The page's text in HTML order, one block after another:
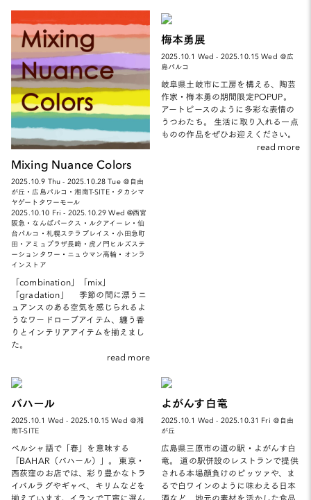
Mixing Nuance Colors
2025.10.9 Thu - 2025.10.28 Tue ＠自由
が丘・広島パルコ・湘南T-SITE・タカシマ
ヤゲートタワーモール
2025.10.10 Fri - 2025.10.29 Wed @西宮
阪急・なんばパークス・ルクアイーレ・仙
台パルコ・札幌ステラプレイス・小田急町
田・アミュプラザ長崎・虎ノ門ヒルズステ
ーションタワー・ニュウマン高輪・オンラ
インストア
「combination」「mix」
「gradation」 季節の間に漂うニ
ュアンスのある空気を感じられるよ
うなワードローブアイテム、纏う香
りとインテリアアイテムを揃えまし
た。
read more
梅本勇展
2025.10.1 Wed - 2025.10.15 Wed ＠広
島パルコ
岐阜県土岐市に工房を構える、陶芸
作家・梅本勇の期間限定POPUP。
アートピースのように多彩な表情の
うつわたち。 生活に取り入れる一点
ものの作品をぜひお迎えください。
read more
バハール
2025.10.1 Wed - 2025.10.15 Wed ＠湘
南T-SITE
ペルシャ語で「春」を意味する
「BAHAR（バハール）」。 東京・
西荻窪のお店では、彩り豊かなトラ
イバルラグやギャベ、キリムなどを
よがんす白竜
2025.10.1 Wed - 2025.10.31 Fri ＠自由
が丘
広島県三原市の道の駅・よがんす白
竜。 道の駅併設のレストランで提供
される本場顔負けのピッツァや、ま
るで白ワインのように味わえる日本